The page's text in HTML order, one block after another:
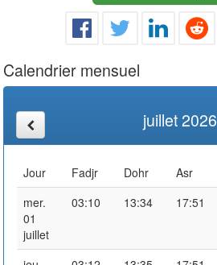
Calendrier mensuel
juillet 2026
Jour Fadjr Dohr Asr
mer.
01
juillet
03:10 13:34 17:51